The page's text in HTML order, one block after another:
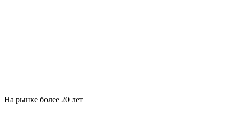
На рынке более 20 лет